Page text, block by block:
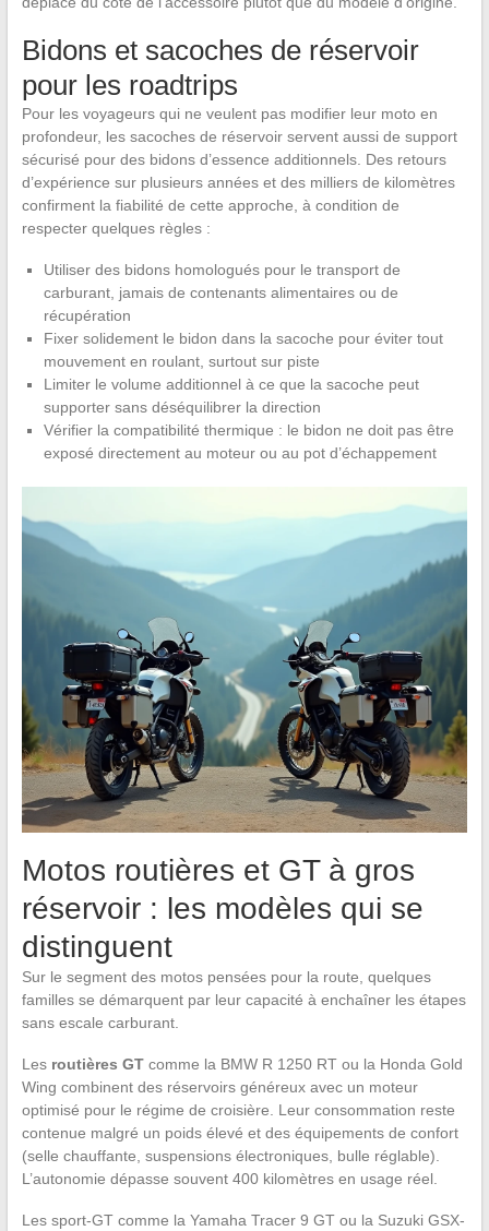
Bidons et sacoches de réservoir
pour les roadtrips
Pour les voyageurs qui ne veulent pas modifier leur moto en
profondeur, les sacoches de réservoir servent aussi de support
sécurisé pour des bidons d’essence additionnels. Des retours
d’expérience sur plusieurs années et des milliers de kilomètres
confirment la fiabilité de cette approche, à condition de
respecter quelques règles :
Utiliser des bidons homologués pour le transport de
carburant, jamais de contenants alimentaires ou de
récupération
Fixer solidement le bidon dans la sacoche pour éviter tout
mouvement en roulant, surtout sur piste
Limiter le volume additionnel à ce que la sacoche peut
supporter sans déséquilibrer la direction
Vérifier la compatibilité thermique : le bidon ne doit pas être
exposé directement au moteur ou au pot d’échappement
Motos routières et GT à gros
réservoir : les modèles qui se
distinguent
Sur le segment des motos pensées pour la route, quelques
familles se démarquent par leur capacité à enchaîner les étapes
sans escale carburant.
Les routières GTcomme la BMW R 1250 RT ou la Honda Gold
Wing combinent des réservoirs généreux avec un moteur
optimisé pour le régime de croisière. Leur consommation reste
contenue malgré un poids élevé et des équipements de confort
(selle chauffante, suspensions électroniques, bulle réglable).
L’autonomie dépasse souvent 400 kilomètres en usage réel.
Les sport-GT comme la Yamaha Tracer 9 GT ou la Suzuki GSX-